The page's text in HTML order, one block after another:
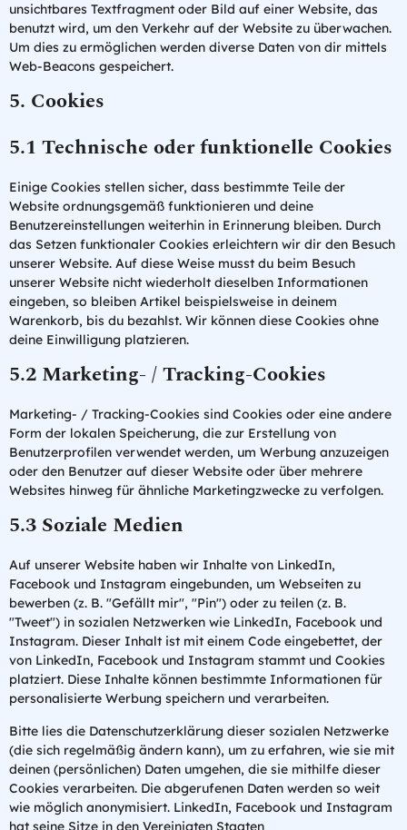
unsichtbares Textfragment oder Bild auf einer Website, das
benutzt wird, um den Verkehr auf der Website zu überwachen.
Um dies zu ermöglichen werden diverse Daten von dir mittels
Web-Beacons gespeichert.
5. Cookies
5.1 Technische oder funktionelle Cookies
Einige Cookies stellen sicher, dass bestimmte Teile der
Website ordnungsgemäß funktionieren und deine
Benutzereinstellungen weiterhin in Erinnerung bleiben. Durch
das Setzen funktionaler Cookies erleichtern wir dir den Besuch
unserer Website. Auf diese Weise musst du beim Besuch
unserer Website nicht wiederholt dieselben Informationen
eingeben, so bleiben Artikel beispielsweise in deinem
Warenkorb, bis du bezahlst. Wir können diese Cookies ohne
deine Einwilligung platzieren.
5.2 Marketing- / Tracking-Cookies
Marketing- / Tracking-Cookies sind Cookies oder eine andere
Form der lokalen Speicherung, die zur Erstellung von
Benutzerprofilen verwendet werden, um Werbung anzuzeigen
oder den Benutzer auf dieser Website oder über mehrere
Websites hinweg für ähnliche Marketingzwecke zu verfolgen.
5.3 Soziale Medien
Auf unserer Website haben wir Inhalte von LinkedIn,
Facebook und Instagram eingebunden, um Webseiten zu
bewerben (z. B. "Gefällt mir", "Pin") oder zu teilen (z. B.
"Tweet") in sozialen Netzwerken wie LinkedIn, Facebook und
Instagram. Dieser Inhalt ist mit einem Code eingebettet, der
von LinkedIn, Facebook und Instagram stammt und Cookies
platziert. Diese Inhalte können bestimmte Informationen für
personalisierte Werbung speichern und verarbeiten.
Bitte lies die Datenschutzerklärung dieser sozialen Netzwerke
(die sich regelmäßig ändern kann), um zu erfahren, wie sie mit
deinen (persönlichen) Daten umgehen, die sie mithilfe dieser
Cookies verarbeiten. Die abgerufenen Daten werden so weit
wie möglich anonymisiert. LinkedIn, Facebook und Instagram
hat seine Sitze in den Vereinigten Staaten